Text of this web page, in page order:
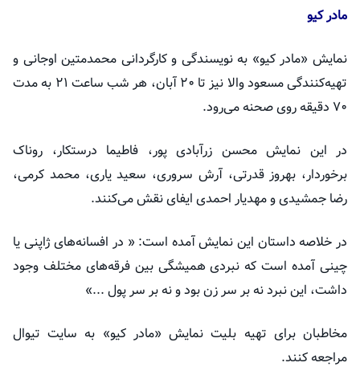
مادر کیو
نمایش «مادر کیو» به نویسندگی و کارگردانی محمدمتین اوجانی و
تهیه‌کنندگی مسعود والا نیز تا ۲۰ آبان، هر شب ساعت ۲۱ به مدت
۷۰ دقیقه روی صحنه می‌رود.
در این نمایش محسن ‌زرآبادی ‌پور، فاطیما ‌درستکار، روناک
‌برخوردار، بهروز ‌قدرتی، آرش ‌سروری، سعید ‌یاری، محمد ‌کرمی،
رضا ‌جمشیدی و مهدیار ‌احمدی ایفای نقش می‌کنند.
در خلاصه داستان این نمایش آمده است: « در افسانه‌های ژاپنی یا
چینی آمده است که نبردی همیشگی بین فرقه‌های مختلف وجود
داشت، این نبرد نه بر سر زن بود و نه بر سر پول ...»
مخاطبان برای تهیه بلیت نمایش «مادر کیو» به سایت تیوال
مراجعه کنند.